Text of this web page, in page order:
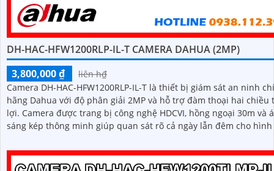
DH-HAC-HFW1200RLP-IL-T CAMERA DAHUA (2MP)
3,800,000 ₫
liên h₫
Camera DH-HAC-HFW1200RLP-IL-T là thiết bị giám sát an ninh
hãng Dahua với độ phân giải 2MP và hỗ trợ đàm thoại hai chiều
lợi. Camera được trang bị công nghệ HDCVI, hồng ngoại 30m và ánh
sáng kép thông minh giúp quan sát rõ cả ngày lẫn đêm cho